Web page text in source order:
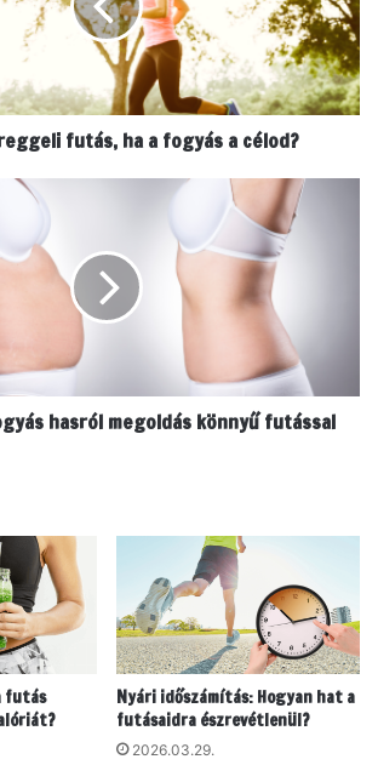
futás, ha a fogyás a célod?
hasról megoldás könnyű futással
futás
Nyári időszámítás: Hogyan hat a
futásaidra észrevétlenül?
2026.03.29.